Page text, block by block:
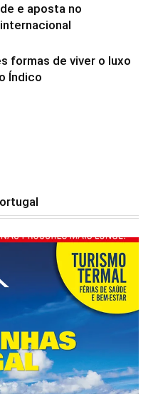
e aposta no
formas de viver o luxo
Índico